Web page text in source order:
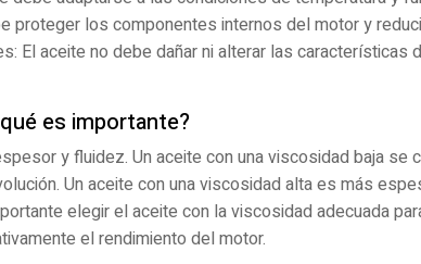
proteger los componentes internos del motor y
El aceite no debe dañar ni alterar las características
es importante?
y fluidez. Un aceite con una viscosidad baja se
Un aceite con una viscosidad alta es más
elegir el aceite con la viscosidad adecuada
el rendimiento del motor.